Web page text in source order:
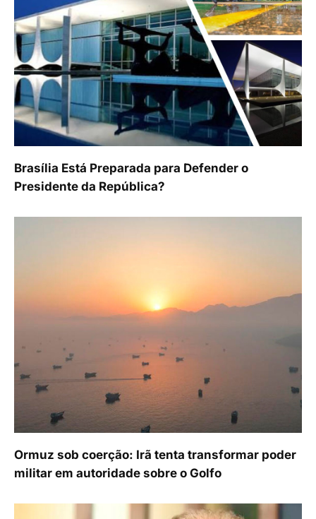
Brasília Está Preparada para Defender o
Presidente da República?
Ormuz sob coerção: Irã tenta transformar poder
militar em autoridade sobre o Golfo